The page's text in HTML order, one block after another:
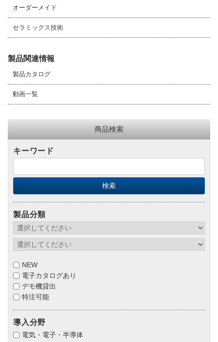
オーダーメイド
セラミックス技術
製品関連情報
製品カタログ
動画一覧
商品検索
キーワード
製品分類
NEW
電子カタログあり
デモ機貸出
特注可能
導入分野
電気・電子・半導体